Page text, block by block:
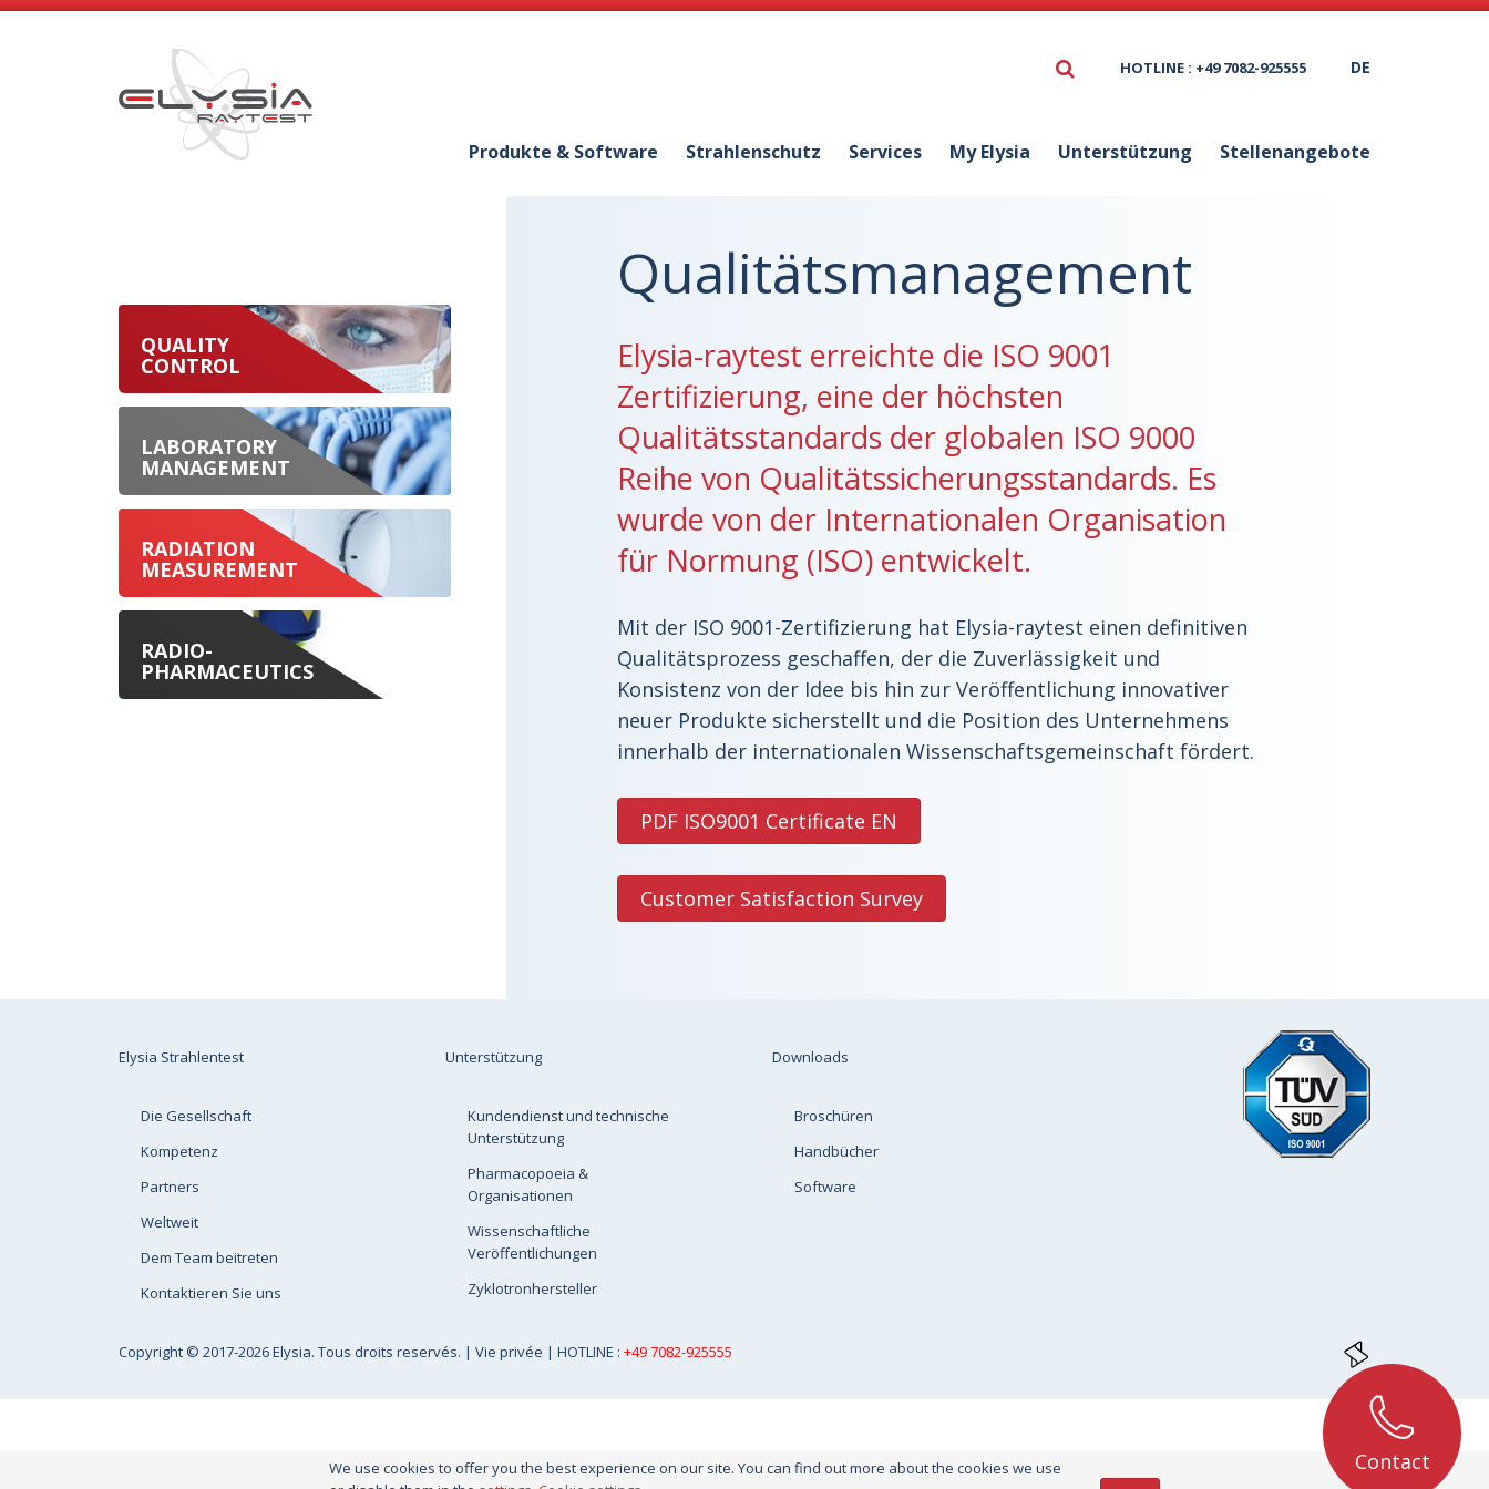
HOTLINE : +49 7082-925555 DE
Produkte & Software Strahlenschutz Services My Elysia Unterstützung Stellenangebote
QUALITY
CONTROL
LABORATORY
MANAGEMENT
RADIATION
MEASUREMENT
RADIO-
PHARMACEUTICS
Qualitätsmanagement
Elysia-raytest erreichte die ISO 9001
Zertifizierung, eine der höchsten
Qualitätsstandards der globalen ISO 9000
Reihe von Qualitätssicherungsstandards. Es
wurde von der Internationalen Organisation
für Normung (ISO) entwickelt.
Mit der ISO 9001-Zertifizierung hat Elysia-raytest einen definitiven
Qualitätsprozess geschaffen, der die Zuverlässigkeit und
Konsistenz von der Idee bis hin zur Veröffentlichung innovativer
neuer Produkte sicherstellt und die Position des Unternehmens
innerhalb der internationalen Wissenschaftsgemeinschaft fördert.
PDF ISO9001 Certificate EN
Customer Satisfaction Survey
Elysia Strahlentest
Die Gesellschaft
Kompetenz
Partners
Weltweit
Dem Team beitreten
Kontaktieren Sie uns
Unterstützung
Kundendienst und technische
Unterstützung
Pharmacopoeia &
Organisationen
Wissenschaftliche
Veröffentlichungen
Zyklotronhersteller
Downloads
Broschüren
Handbücher
Software
Copyright © 2017-2026 Elysia. Tous droits reservés. | Vie privée | HOTLINE : +49 7082-925555
We use cookies to offer you the best experience on our site. You can find out more about the cookies we use
Contact